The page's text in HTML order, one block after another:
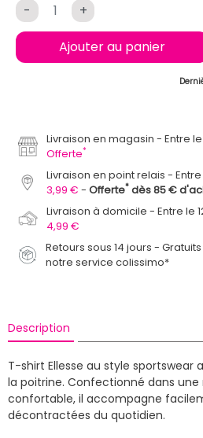
- +
Ajouter au panier
Livraison en magasin
Entre
Offerte*
Livraison en point relais
3,99 €
Offerte* dès 85 €
Livraison à domicile
Entre le
4,99 €
Retours sous 14 jours -
notre service colissimo*
Description
T-shirt Ellesse au style sportswear
la poitrine. Confectionné dans
confortable, il accompagne
décontractées du quotidien.